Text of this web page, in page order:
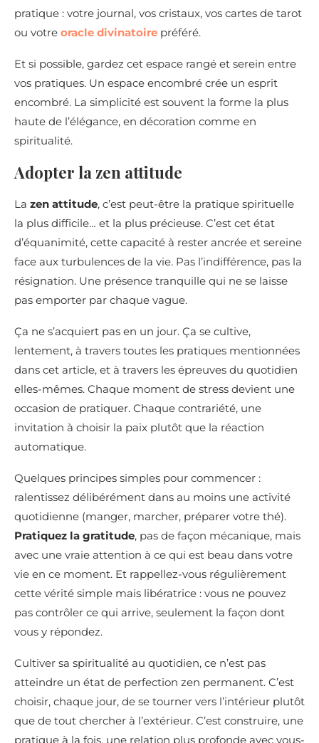
pratique : votre journal, vos cristaux, vos cartes de tarot
ou votre oracle divinatoire préféré.
Et si possible, gardez cet espace rangé et serein entre
vos pratiques. Un espace encombré crée un esprit
encombré. La simplicité est souvent la forme la plus
haute de l’élégance, en décoration comme en
spiritualité.
Adopter la zen attitude
La zen attitude, c’est peut-être la pratique spirituelle
la plus difficile… et la plus précieuse. C’est cet état
d’équanimité, cette capacité à rester ancrée et sereine
face aux turbulences de la vie. Pas l’indifférence, pas la
résignation. Une présence tranquille qui ne se laisse
pas emporter par chaque vague.
Ça ne s’acquiert pas en un jour. Ça se cultive,
lentement, à travers toutes les pratiques mentionnées
dans cet article, et à travers les épreuves du quotidien
elles-mêmes. Chaque moment de stress devient une
occasion de pratiquer. Chaque contrariété, une
invitation à choisir la paix plutôt que la réaction
automatique.
Quelques principes simples pour commencer :
ralentissez délibérément dans au moins une activité
quotidienne (manger, marcher, préparer votre thé).
Pratiquez la gratitude, pas de façon mécanique, mais
avec une vraie attention à ce qui est beau dans votre
vie en ce moment. Et rappellez-vous régulièrement
cette vérité simple mais libératrice : vous ne pouvez
pas contrôler ce qui arrive, seulement la façon dont
vous y répondez.
Cultiver sa spiritualité au quotidien, ce n’est pas
atteindre un état de perfection zen permanent. C’est
choisir, chaque jour, de se tourner vers l’intérieur plutôt
que de tout chercher à l’extérieur. C’est construire, une
pratique à la fois, une relation plus profonde avec vous-